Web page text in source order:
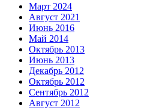
Март 2024
Август 2021
Июнь 2016
Май 2014
Октябрь 2013
Июнь 2013
Декабрь 2012
Октябрь 2012
Сентябрь 2012
Август 2012